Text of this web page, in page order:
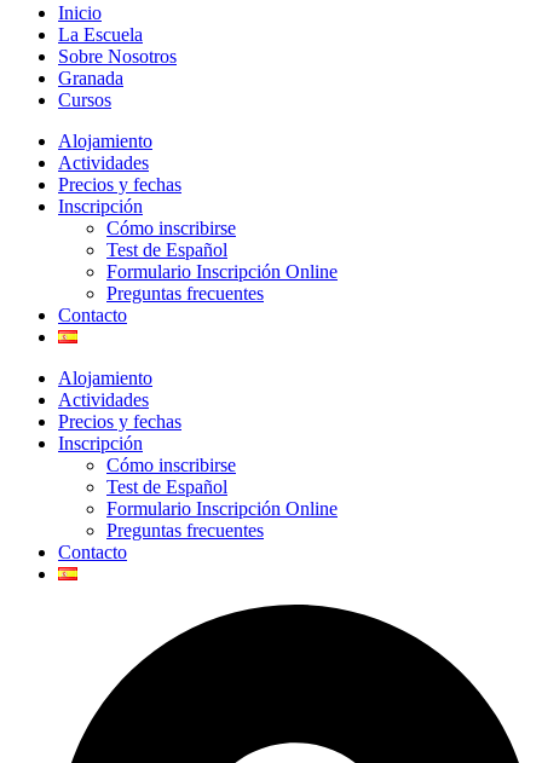
Inicio
La Escuela
Sobre Nosotros
Granada
Cursos
Alojamiento
Actividades
Precios y fechas
Inscripción
Cómo inscribirse
Test de Español
Formulario Inscripción Online
Preguntas frecuentes
Contacto
Alojamiento
Actividades
Precios y fechas
Inscripción
Cómo inscribirse
Test de Español
Formulario Inscripción Online
Preguntas frecuentes
Contacto